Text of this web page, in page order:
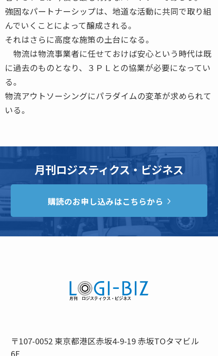
強固なパートナーシップは、地道な活動に共同で取り組
んでいくことによって醸成される。
それはさらに高度な施策の土台になる。
物流は物流事業者に任せておけば安心という時代は既
に過去のものとなり、３ＰＬとの協業が必要になってい
る。
物流アウトソーシングにパラダイムの変革が求められて
いる。
月刊ロジスティクス・ビジネス
購読のお申し込みはこちらから
〒107-0052 東京都港区赤坂4-9-19 赤坂TOタマビル
6F